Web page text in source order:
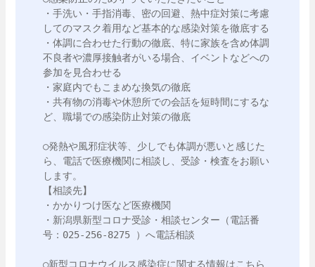
・手洗い・手指消毒、密の回避、熱中症対策に考慮
してのマスク着用など基本的な感染対策を徹底する
・体調に合わせた行動の徹底、特に家族を含め体調
不良者や濃厚接触者がいる場合、イベントなどへの
参加を見合わせる
・家庭内でもこまめな換気の徹底
・共有物の消毒や休憩所での会話を短時間にするな
ど、職場での感染防止対策の徹底
○発熱や風邪症状等、少しでも体調が悪いと感じた
ら、電話で医療機関に相談し、受診・検査をお願い
します。
【相談先】
・かかりつけ医など医療機関
・新潟県新型コロナ受診・相談センター（電話番
号：025-256-8275 ）へ電話相談
○新型コロナウイルス感染症に関する情報はこちら